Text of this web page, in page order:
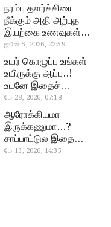
நரம்பு தளர்ச்சியை
நீக்கும் அதி அற்புத
இயற்கை உணவுகள்…
தவற விட்டுறாதீங்க!
ஜூன் 5, 2026, 22:59
உயர் கொழுப்பு உங்கள்
உயிருக்கு ஆப்பு..!
உடனே இதைச்
செய்யுங்க!
மே 28, 2026, 07:18
ஆரோக்கியமா
இருக்கணுமா…?
சாப்பாட்டுல இதை
எல்லாம்
மே 13, 2026, 14:35